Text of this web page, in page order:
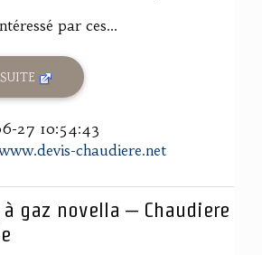
par ces...
27 10:54:43
chaudiere.net
gaz novella – Chaudiere